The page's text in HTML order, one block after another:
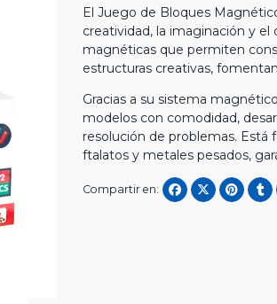
El Juego de Bloques
creatividad, la imaginación y el
magnéticas que permiten
estructuras creativas,
Gracias a su sistema
modelos con comodidad,
resolución de problemas. Está
ftalatos y metales pesados,
Compartir en: